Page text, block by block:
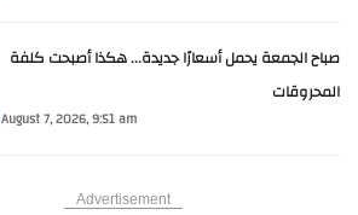
صباح الجمعة يحمل أسعارًا جديدة... هكذا أصبحت كلفة
المحروقات
August 7, 2026, 9:51 am
Advertisement